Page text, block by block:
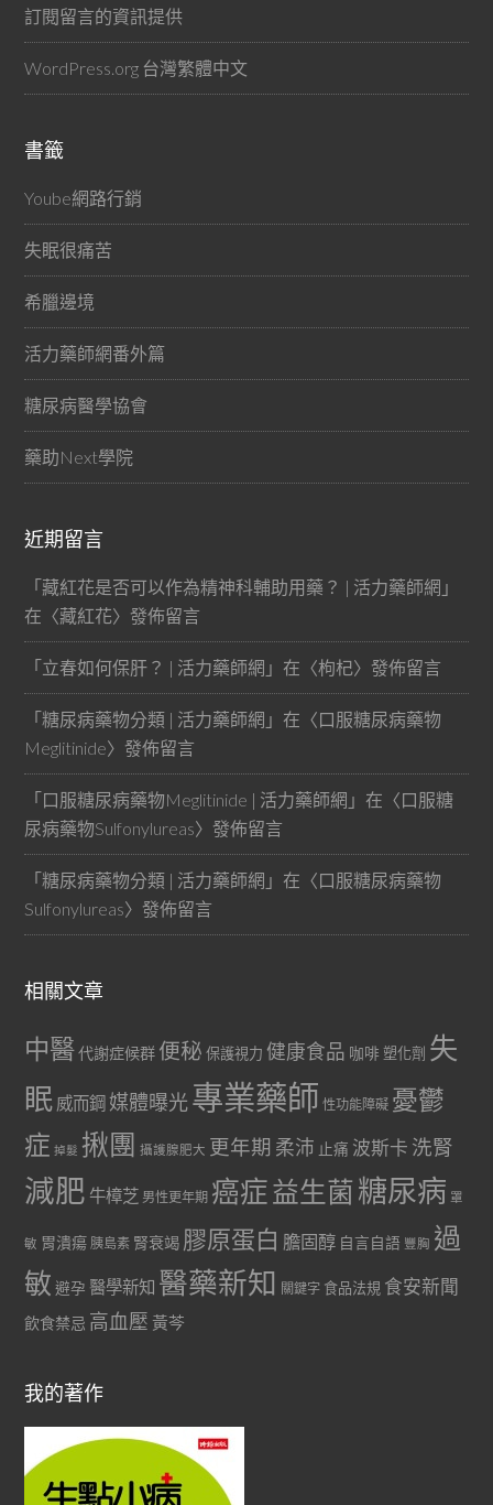
訂閱留言的資訊提供
WordPress.org 台灣繁體中文
書籤
Yoube網路行銷
失眠很痛苦
希臘邊境
活力藥師網番外篇
糖尿病醫學協會
藥助Next學院
近期留言
「藏紅花是否可以作為精神科輔助用藥？ | 活力藥師網 」
在〈藏紅花〉發佈留言
「立春如何保肝？ | 活力藥師網 」在〈枸杞〉發佈留言
「糖尿病藥物分類 | 活力藥師網 」在〈口服糖尿病藥物
Meglitinide〉發佈留言
「口服糖尿病藥物Meglitinide | 活力藥師網 」在〈口服糖
尿病藥物Sulfonylureas〉發佈留言
「糖尿病藥物分類 | 活力藥師網 」在〈口服糖尿病藥物
Sulfonylureas〉發佈留言
相關文章
中醫代謝症候群 便秘 保護視力 健康食品 咖啡 塑化劑 失
眠 威而鋼 媒體曝光專業藥師 性功能障礙 憂鬱
症 掉髮 揪團 攝護腺肥大 更年期 柔沛 止痛 波斯卡 洗腎
減肥 牛樟芝 男性更年期 癌症益生菌 糖尿病 罩
敏 胃潰瘍 胰島素 腎衰竭 膠原蛋白 膽固醇 自言自語 豐胸 過
敏 避孕 醫學新知 醫藥新知 關鍵字 食品法規 食安新聞
飲食禁忌 高血壓 黃芩
我的著作